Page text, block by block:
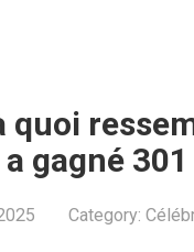
quoi
gagné
Category: